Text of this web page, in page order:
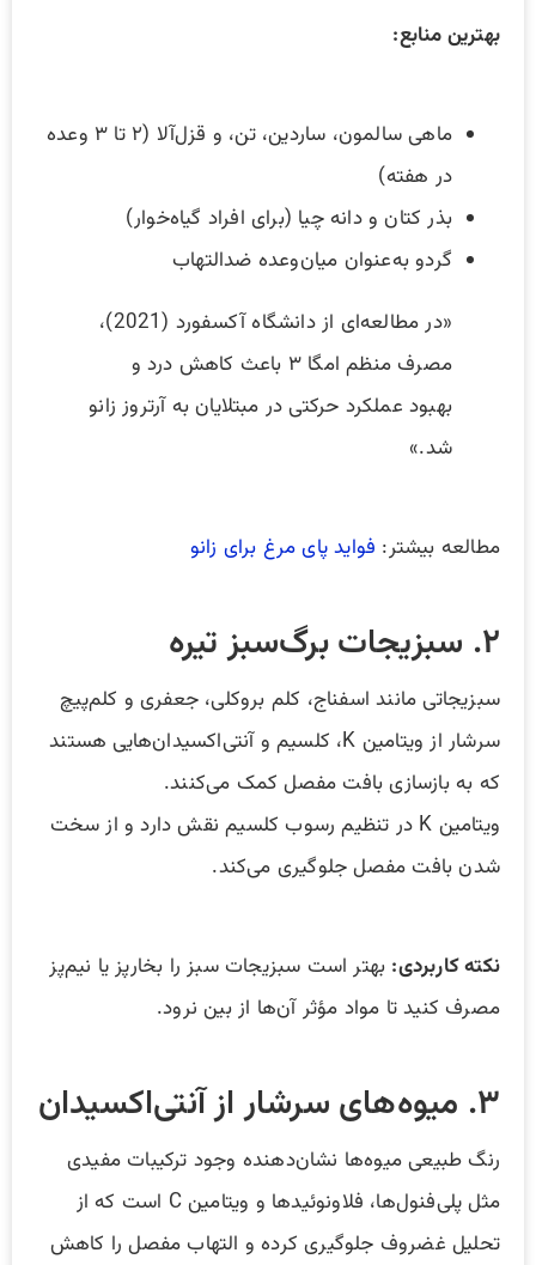
بهترین منابع:
ماهی سالمون، ساردین، تن، و قزل‌آلا (۲ تا ۳ وعده
در هفته)
بذر کتان و دانه چیا (برای افراد گیاه‌خوار)
گردو به‌عنوان میان‌وعده ضدالتهاب
«در مطالعه‌ای از دانشگاه آکسفورد (2021)،
مصرف منظم امگا ۳ باعث کاهش درد و
بهبود عملکرد حرکتی در مبتلایان به آرتروز زانو
شد.»
مطالعه بیشتر: فواید پای مرغ برای زانو
۲. سبزیجات برگ‌سبز تیره
سبزیجاتی مانند اسفناج، کلم بروکلی، جعفری و کلم‌پیچ
سرشار از ویتامین K، کلسیم و آنتی‌اکسیدان‌هایی هستند
که به بازسازی بافت مفصل کمک می‌کنند.
ویتامین K در تنظیم رسوب کلسیم نقش دارد و از سخت
شدن بافت مفصل جلوگیری می‌کند.
نکته کاربردی: بهتر است سبزیجات سبز را بخارپز یا نیم‌پز
مصرف کنید تا مواد مؤثر آن‌ها از بین نرود.
۳. میوه‌های سرشار از آنتی‌اکسیدان
رنگ طبیعی میوه‌ها نشان‌دهنده وجود ترکیبات مفیدی
مثل پلی‌فنول‌ها، فلاونوئیدها و ویتامین C است که از
تحلیل غضروف جلوگیری کرده و التهاب مفصل را کاهش